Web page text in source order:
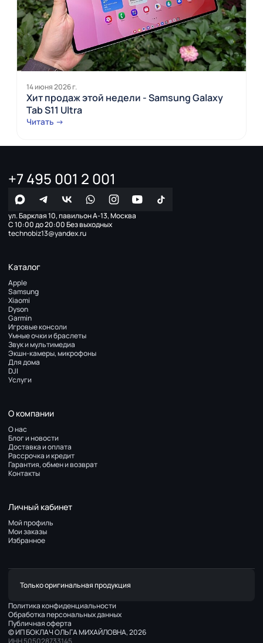
14 июня 2026 г.
Хит продаж этой недели - Samsung Galaxy
Tab S11 Ultra
Читать →
+7 495 001 2 001
ул. Барклая 10, павильон А-13, Москва
С 10:00 до 20:00 Без выходных
technobiz13@yandex.ru
Каталог
Apple
Samsung
Xiaomi
Dyson
Garmin
Игровые консоли
Умные очки и браслеты
Звук и мультимедиа
Экшн-камеры, микрофоны
Для дома
DJI
Услуги
О компании
О нас
Блог и новости
Доставка и оплата
Рассрочка и кредит
Гарантия, обмен и возврат
Контакты
Личный кабинет
Мой профиль
Мои заказы
Избранное
Только оригинальная продукция
Политика конфиденциальности
Обработка персональных данных
Публичная оферта
© ИП БОКЛАЧ ОЛЬГА МИХАЙЛОВНА, 2026